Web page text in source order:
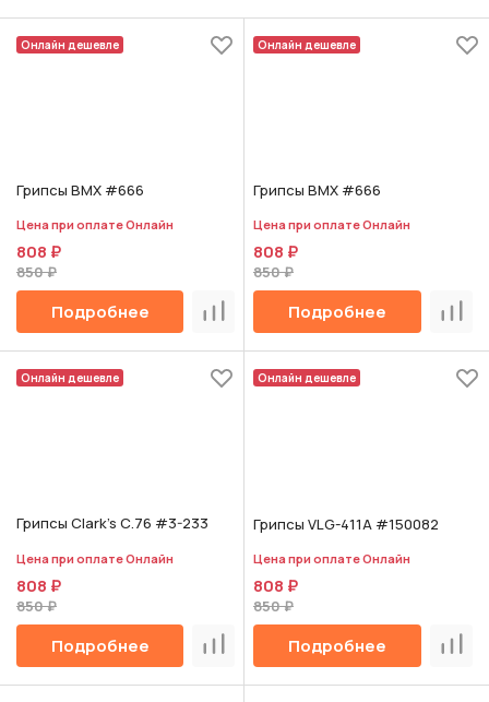
Онлайн дешевле
Грипсы BMX #666
Цена при оплате Онлайн
808 ₽
850 ₽
Подробнее Сравнить
Онлайн дешевле
Грипсы BMX #666
Цена при оплате Онлайн
808 ₽
850 ₽
Подробнее
Онлайн дешевле
Грипсы Clark's С.76 #3-233
Цена при оплате Онлайн
808 ₽
850 ₽
Подробнее Сравнить
Онлайн дешевле
Грипсы VLG-411A #150082
Цена при оплате Онлайн
808 ₽
850 ₽
Подробнее